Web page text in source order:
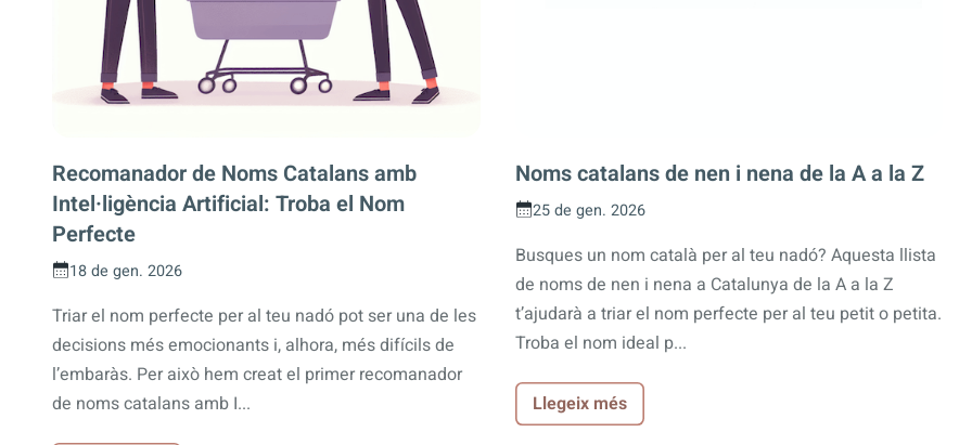
Recomanador de Noms Catalans amb
Intel·ligència Artificial: Troba el Nom
Perfecte
18 de gen. 2026
Triar el nom perfecte per al teu nadó pot ser una de les
decisions més emocionants i, alhora, més difícils de
l’embaràs. Per això hem creat el primer recomanador
de noms catalans amb I...
Noms catalans de nen i nena de la A a la Z
25 de gen. 2026
Busques un nom català per al teu nadó? Aquesta llista
de noms de nen i nena a Catalunya de la A a la Z
t’ajudarà a triar el nom perfecte per al teu petit o petita.
Troba el nom ideal p...
Llegeix més